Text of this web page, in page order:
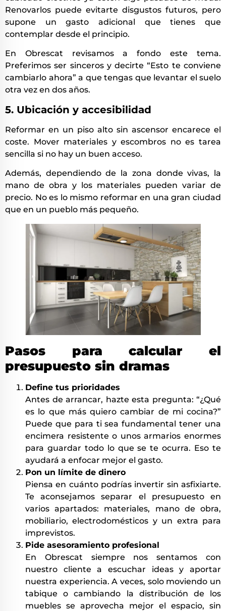
Renovarlos puede evitarte disgustos futuros, pero
supone un gasto adicional que tienes que
contemplar desde el principio.
En Obrescat revisamos a fondo este tema.
Preferimos ser sinceros y decirte “Esto te conviene
cambiarlo ahora” a que tengas que levantar el suelo
otra vez en dos años.
5. Ubicación y accesibilidad
Reformar en un piso alto sin ascensor encarece el
coste. Mover materiales y escombros no es tarea
sencilla si no hay un buen acceso.
Además, dependiendo de la zona donde vivas, la
mano de obra y los materiales pueden variar de
precio. No es lo mismo reformar en una gran ciudad
que en un pueblo más pequeño.
Pasos para calcular el
presupuesto sin dramas
Define tus prioridades
Antes de arrancar, hazte esta pregunta: “¿Qué
es lo que más quiero cambiar de mi cocina?”
Puede que para ti sea fundamental tener una
encimera resistente o unos armarios enormes
para guardar todo lo que se te ocurra. Eso te
ayudará a enfocar mejor el gasto.
Pon un límite de dinero
Piensa en cuánto podrías invertir sin asfixiarte.
Te aconsejamos separar el presupuesto en
varios apartados: materiales, mano de obra,
mobiliario, electrodomésticos y un extra para
imprevistos.
Pide asesoramiento profesional
En Obrescat siempre nos sentamos con
nuestro cliente a escuchar ideas y aportar
nuestra experiencia. A veces, solo moviendo un
tabique o cambiando la distribución de los
muebles se aprovecha mejor el espacio, sin